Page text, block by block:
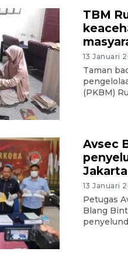
TBM
13 Januari
Taman
(PKBM)
Avsec
Jakarta
13 Januari
Petugas
Blang